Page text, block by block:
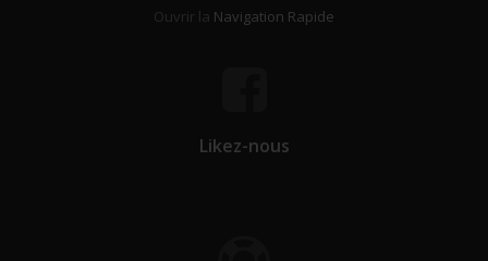
Ouvrir la Navigation Rapide
Likez-nous